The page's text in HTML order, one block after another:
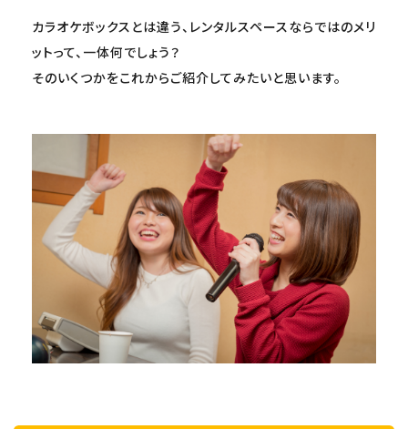
カラオケボックスとは違う、レンタルスペースならではのメリ
ットって、一体何でしょう？
そのいくつかをこれからご紹介してみたいと思います。